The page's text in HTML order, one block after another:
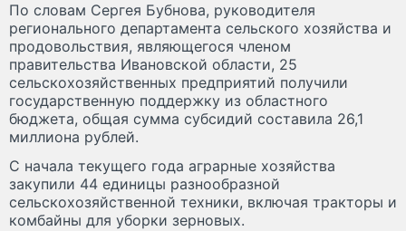
По словам Сергея Бубнова, руководителя
регионального департамента сельского хозяйства и
продовольствия, являющегося членом
правительства Ивановской области, 25
сельскохозяйственных предприятий получили
государственную поддержку из областного
бюджета, общая сумма субсидий составила 26,1
миллиона рублей.
С начала текущего года аграрные хозяйства
закупили 44 единицы разнообразной
сельскохозяйственной техники, включая тракторы и
комбайны для уборки зерновых.